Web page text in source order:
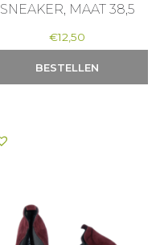
SNEAKER, MAAT 38,5
€12,50
BESTELLEN